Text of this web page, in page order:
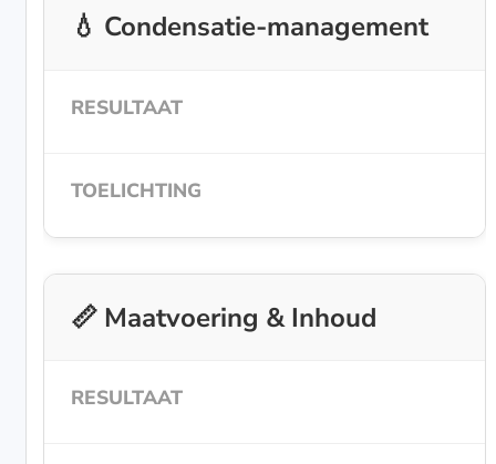
💧 Condensatie-management
📏 Maatvoering & Inhoud